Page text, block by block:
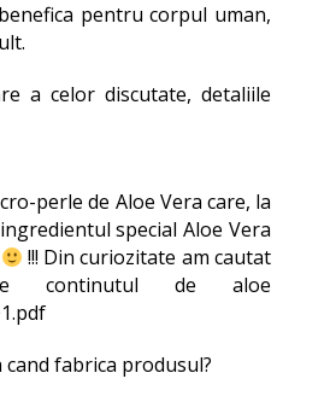
pentru corpul uman,
a celor discutate, detaliile
perle de Aloe Vera care, la
special Aloe Vera
!!! Din curiozitate am cautat
de aloe
fabrica produsul?